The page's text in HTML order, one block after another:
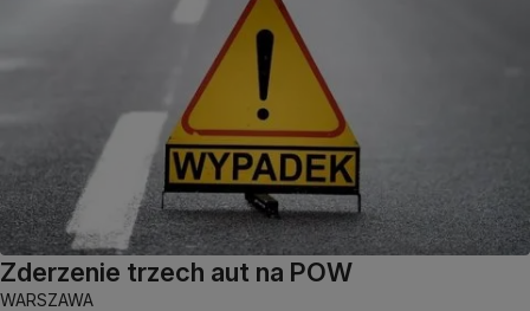
Zderzenie trzech aut na POW
WARSZAWA